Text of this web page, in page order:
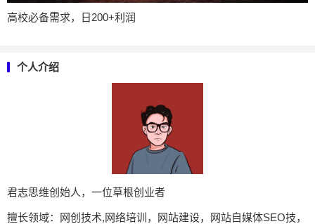
高校必备需求，日200+利润
个人介绍
君志思维创始人，一位草根创业者
擅长领域：网创技术,网络培训，网站建设，网站自媒体SEO技，